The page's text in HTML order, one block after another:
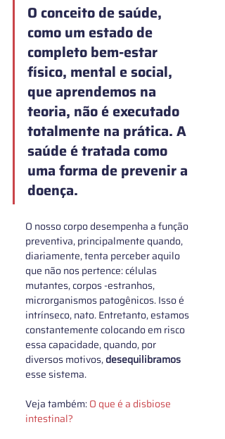
O conceito de saúde,
como um estado de
completo bem-estar
físico, mental e social,
que aprendemos na
teoria, não é executado
totalmente na prática. A
saúde é tratada como
uma forma de prevenir a
doença.
O nosso corpo desempenha a função
preventiva, principalmente quando,
diariamente, tenta perceber aquilo
que não nos pertence: células
mutantes, corpos -estranhos,
microrganismos patogênicos. Isso é
intrínseco, nato. Entretanto, estamos
constantemente colocando em risco
essa capacidade, quando, por
diversos motivos, desequilibramos
esse sistema.
Veja também: O que é a disbiose
intestinal?